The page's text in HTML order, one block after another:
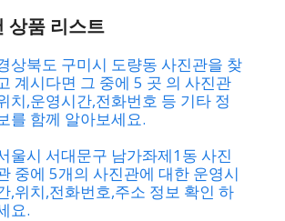
상품 리스트
상북도 구미시 도량동 사진관을 찾
계시다면 그 중에 5 곳 의 사진관
치,운영시간,전화번호 등 기타 정
를 함께 알아보세요.
울시 서대문구 남가좌제1동 사진
중에 5개의 사진관에 대한 운영시
,위치,전화번호,주소 정보 확인 하
요.